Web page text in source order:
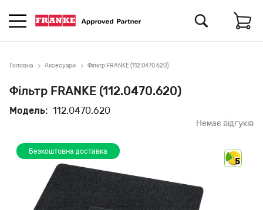
Головна Аксесуари Фільтр FRANKE (112.0470.620)
Фільтр FRANKE (112.0470.620)
Модель: 112.0470.620
Немає відгуків
Безкоштовна доставка
5